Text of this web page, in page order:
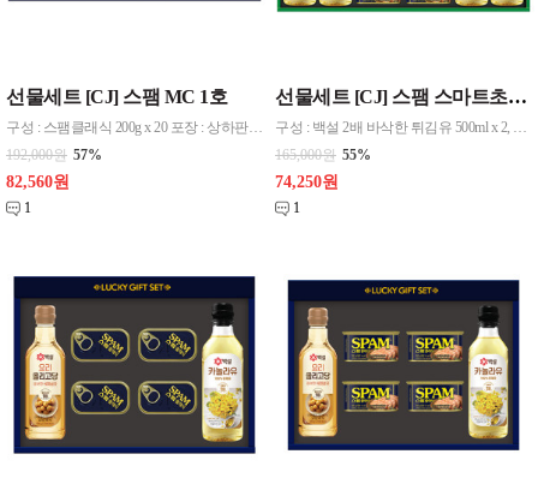
선물세트 [CJ] 스팸 MC 1호
구성 : 스팸클래식 200g x 20 포장 : 상하판케이스 / 쇼핑백
192,000원 57%
82,560원
1
선물세트 [CJ] 스팸 스마트초이스 프라임
구성 : 백설 2배 바삭한 튀김유 500ml x 2, 백설 카놀라유 500ml x 2, 스팸클래식 200g x 11, 스팸클래식 120g x 2 포장 : 상하판케이스 / 부직포가방
165,000원 55%
74,250원
1